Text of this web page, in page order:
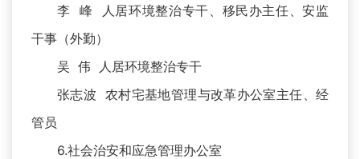
李 峰 人居环境整治专干、移民办主任、安监
干事（外勤）
吴 伟 人居环境整治专干
张志波 农村宅基地管理与改革办公室主任、经
管员
6.社会治安和应急管理办公室